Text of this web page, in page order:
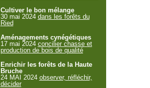
Cultiver le bon mélange
30 mai 2024 dans les forêts du
Ried
Aménagements cynégétiques
17 mai 2024 concilier chasse et
production de bois de qualité
Enrichir les forêts de la Haute
Bruche
24 MAI 2024 observer, réfléchir,
décider